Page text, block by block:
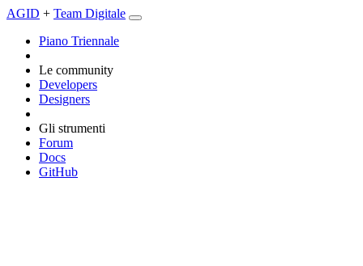
AGID + Team Digitale
Piano Triennale
Le community
Developers
Designers
Gli strumenti
Forum
Docs
GitHub